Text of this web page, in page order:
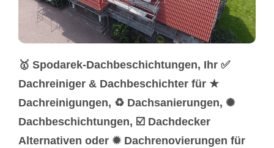
🥇 Spodarek-Dachbeschichtungen, Ihr ✅
Dachreiniger & Dachbeschichter für ★
Dachreinigungen, ♻ Dachsanierungen, ✺
Dachbeschichtungen, ☑️ Dachdecker
Alternativen oder ✹ Dachrenovierungen für